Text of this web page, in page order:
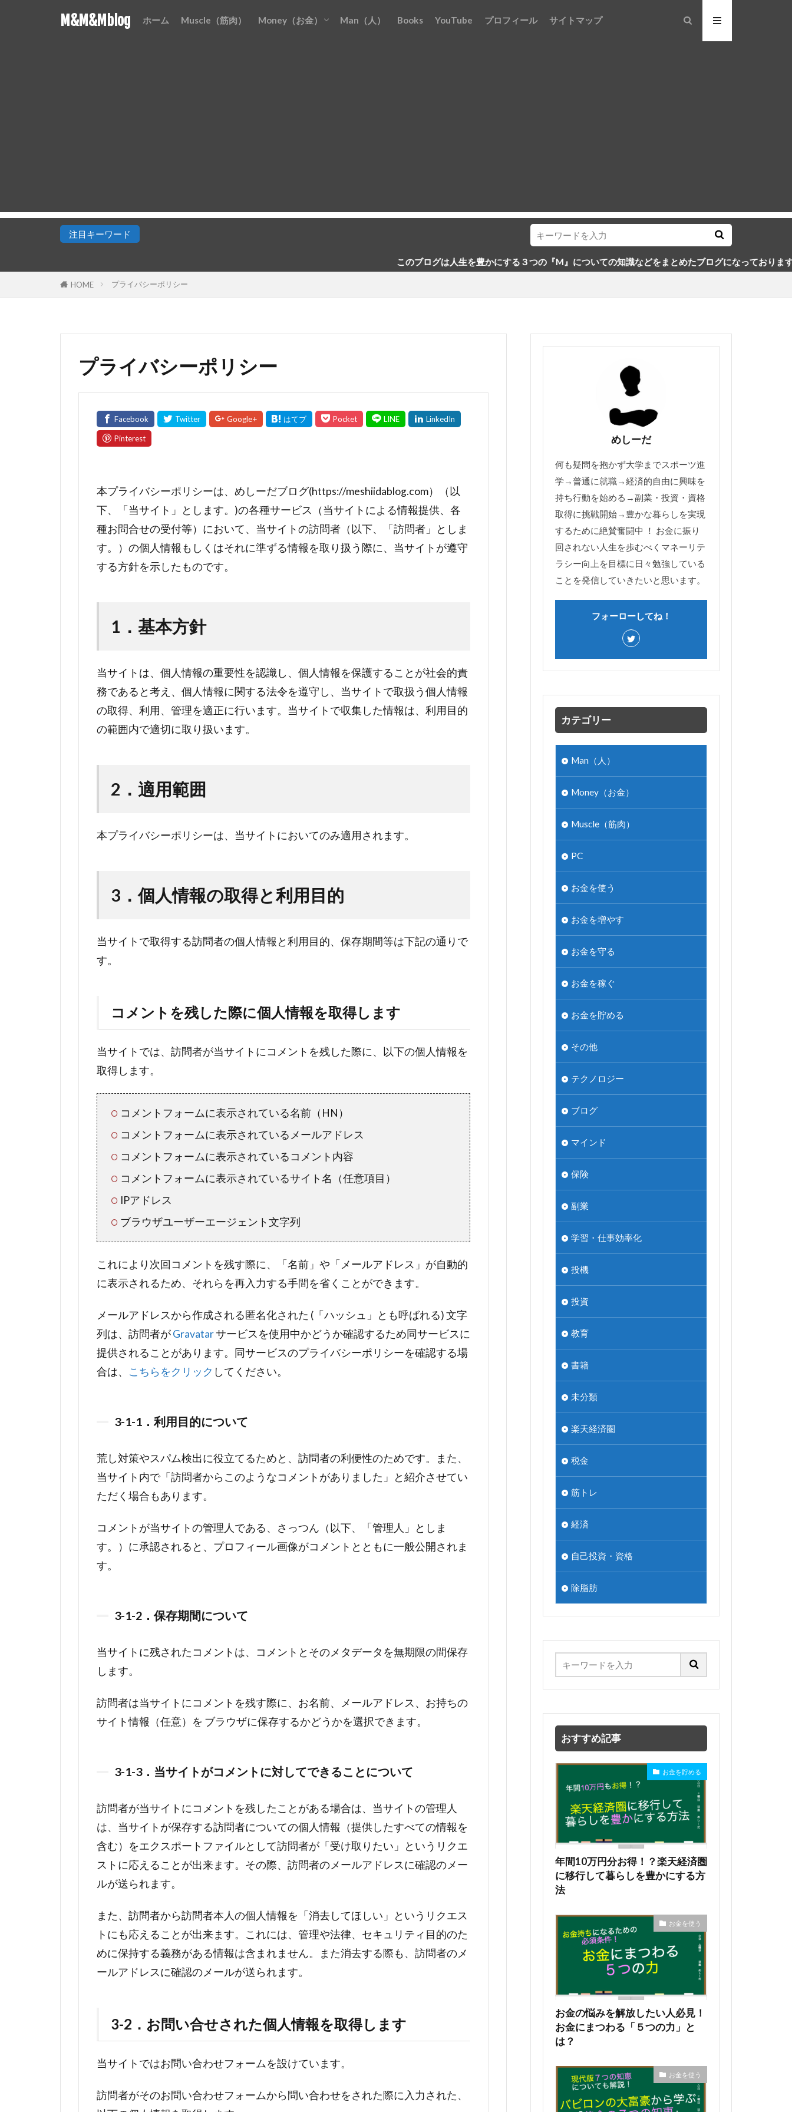
M&M&Mblog ホーム Muscle（筋肉） Money（お金） Man（人） Books YouTube プロフィール サイトマップ
注目キーワード
このブログは人生を豊かにする３つの『M』についての知識などをまとめたブログになっております。３つのMを
HOME プライバシーポリシー
プライバシーポリシー
本プライバシーポリシーは、めしーだブログ(https://meshiidablog.com）（以
下、「当サイト」とします。)の各種サービス（当サイトによる情報提供、各
種お問合せの受付等）において、当サイトの訪問者（以下、「訪問者」としま
す。）の個人情報もしくはそれに準ずる情報を取り扱う際に、当サイトが遵守
する方針を示したものです。
1． 基本方針
当サイトは、個人情報の重要性を認識し、個人情報を保護することが社会的責
務であると考え、個人情報に関する法令を遵守し、当サイトで取扱う個人情報
の取得、利用、管理を適正に行います。当サイトで収集した情報は、利用目的
の範囲内で適切に取り扱います。
2． 適用範囲
本プライバシーポリシーは、当サイトにおいてのみ適用されます。
3．個人情報の取得と利用目的
当サイトで取得する訪問者の個人情報と利用目的、保存期間等は下記の通りで
す。
コメントを残した際に個人情報を取得します
当サイトでは、訪問者が当サイトにコメントを残した際に、以下の個人情報を
取得します。
コメントフォームに表示されている名前（HN）
コメントフォームに表示されているメールアドレス
コメントフォームに表示されているコメント内容
コメントフォームに表示されているサイト名（任意項目）
IPアドレス
ブラウザユーザーエージェント文字列
これにより次回コメントを残す際に、「名前」や「メールアドレス」が自動的
に表示されるため、それらを再入力する手間を省くことができます。
メールアドレスから作成される匿名化された (「ハッシュ」とも呼ばれる) 文字
列は、訪問者がGravatarサービスを使用中かどうか確認するため同サービスに
提供されることがあります。同サービスのプライバシーポリシーを確認する場
合は、 こちらをクリック してください。
3-1-1．利用目的について
荒し対策やスパム検出に役立てるためと、訪問者の利便性のためです。また、
当サイト内で「訪問者からこのようなコメントがありました」と紹介させてい
ただく場合もあります。
コメントが当サイトの管理人である、さっつん（以下、「管理人」としま
す。）に承認されると、プロフィール画像がコメントとともに一般公開されま
す。
3-1-2．保存期間について
当サイトに残されたコメントは、コメントとそのメタデータを無期限の間保存
します。
訪問者は当サイトにコメントを残す際に、お名前、メールアドレス、お持ちの
サイト情報（任意）を ブラウザに保存するかどうかを選択できます。
3-1-3．当サイトがコメントに対してできることについて
訪問者が当サイトにコメントを残したことがある場合は、当サイトの管理人
は、当サイトが保存する訪問者についての個人情報（提供したすべての情報を
含む）をエクスポートファイルとして訪問者が「受け取りたい」というリクエ
ストに応えることが出来ます。その際、訪問者のメールアドレスに確認のメー
ルが送られます。
また、訪問者から訪問者本人の個人情報を「消去してほしい」というリクエス
トにも応えることが出来ます。これには、管理や法律、セキュリティ目的のた
めに保持する義務がある情報は含まれません。また消去する際も、訪問者のメ
ールアドレスに確認のメールが送られます。
3-2．お問い合せされた個人情報を取得します
当サイトではお問い合わせフォームを設けています。
訪問者がそのお問い合わせフォームから問い合わせをされた際に入力された、
めしーだ
何も疑問を抱かず大学までスポーツ進
学→普通に就職→経済的自由に興味を
持ち行動を始める→副業・投資・資格
取得に挑戦開始→豊かな暮らしを実現
するために絶賛奮闘中 ！ お金に振り
回されない人生を歩むべくマネーリテ
ラシー向上を目標に日々勉強している
ことを発信していきたいと思います。
フォーローしてね！
カテゴリー
Man（人）
Money（お金）
Muscle（筋肉）
PC
お金を使う
お金を増やす
お金を守る
お金を稼ぐ
お金を貯める
その他
テクノロジー
ブログ
マインド
保険
副業
学習・仕事効率化
投機
投資
教育
書籍
未分類
楽天経済圏
税金
筋トレ
経済
自己投資・資格
除脂肪
おすすめ記事
お金を貯める
年間10万円分お得！？楽天経済圏
に移行して暮らしを豊かにする方
法
お金を使う
お金の悩みを解放したい人必見！
お金にまつわる「５つの力」と
は？
お金を使う